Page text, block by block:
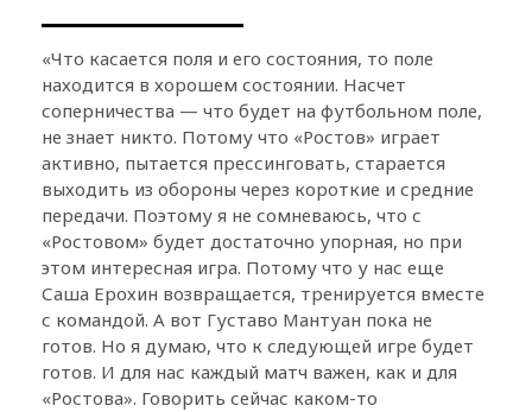
«Что касается поля и его состояния, то поле
находится в хорошем состоянии. Насчет
соперничества — что будет на футбольном поле,
не знает никто. Потому что «Ростов» играет
активно, пытается прессинговать, старается
выходить из обороны через короткие и средние
передачи. Поэтому я не сомневаюсь, что с
«Ростовом» будет достаточно упорная, но при
этом интересная игра. Потому что у нас еще
Саша Ерохин возвращается, тренируется вместе
с командой. А вот Густаво Мантуан пока не
готов. Но я думаю, что к следующей игре будет
готов. И для нас каждый матч важен, как и для
«Ростова». Говорить сейчас каком-то